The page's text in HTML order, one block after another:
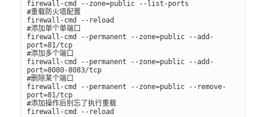
firewall-cmd --zone=public --list-ports
#重载防火墙配置
firewall-cmd --reload
#添加单个单端口
firewall-cmd --permanent --zone=public --add-
port=81/tcp
#添加多个端口
firewall-cmd --permanent --zone=public --add-
port=8080-8083/tcp
#删除某个端口
firewall-cmd --permanent --zone=public --remove-
port=81/tcp
#添加操作后别忘了执行重载
firewall-cmd --reload